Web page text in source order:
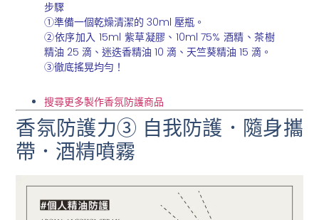
步驟
①準備一個乾燥清潔的 30ml 壓瓶。
②依序加入 15ml 紫草凝膠、10ml 75% 酒精、茶樹
精油 25 滴、迷迭香精油 10 滴、天竺葵精油 15 滴。
③徹底搖晃均勻！
搜尋更多製作香氛防護商品
香氛防護力③ 自我防護．隨身攜
帶．酒精噴霧